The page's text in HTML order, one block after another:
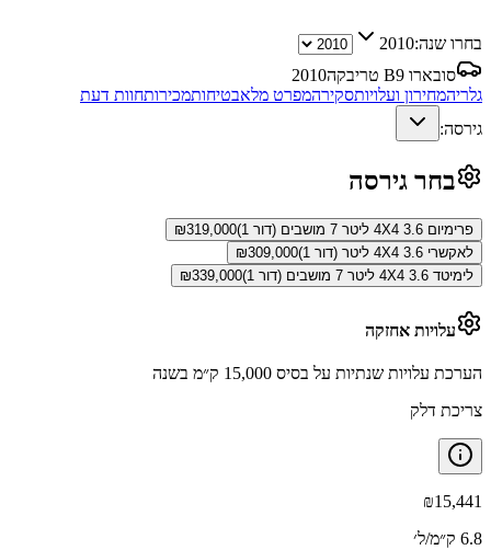
בחרו שנה:2010
סובארו B9 טריבקה
2010
גלריהמחירון ועלויותסקירהמפרט מלאבטיחותמכירותחוות דעת
גירסה:
בחר גירסה
פרימיום 4X4 3.6 ליטר 7 מושבים (דור 1) ₪319,000
לאקשרי 4X4 3.6 ליטר (דור 1)
₪309,000
לימיטד 4X4 3.6 ליטר 7 מושבים (דור 1)
₪339,000
עלויות אחזקה
הערכת עלויות שנתיות על בסיס 15,000 ק״מ בשנה
צריכת דלק
₪15,441
6.8 ק״מ/ל׳